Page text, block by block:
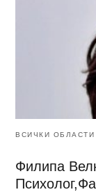
ВСИЧКИ ОБЛАСТИ
Филипа